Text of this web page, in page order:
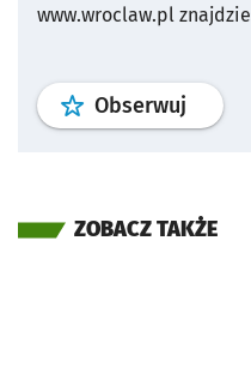
www.wroclaw.pl
Obserwuj profil
ZOBACZ TAKŻE